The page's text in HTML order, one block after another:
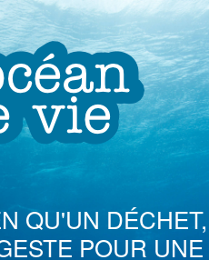
QU'UN DÉCHET,
POUR UNE